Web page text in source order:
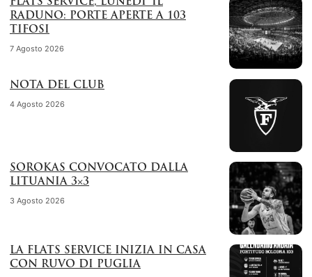
FLATS SERVICE, LUNEDI’ IL
RADUNO: PORTE APERTE A 103
TIFOSI
7 Agosto 2026
NOTA DEL CLUB
4 Agosto 2026
SOROKAS CONVOCATO DALLA
LITUANIA 3×3
3 Agosto 2026
LA FLATS SERVICE INIZIA IN CASA
CON RUVO DI PUGLIA